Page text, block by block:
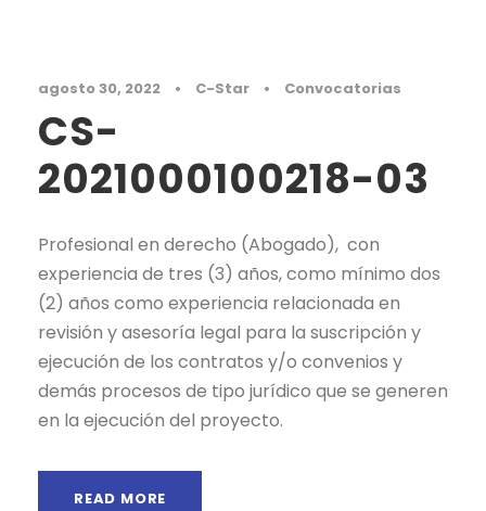
agosto 30, 2022 • C-Star • Convocatorias
CS-
2021000100218-03
Profesional en derecho (Abogado), con
experiencia de tres (3) años, como mínimo dos
(2) años como experiencia relacionada en
revisión y asesoría legal para la suscripción y
ejecución de los contratos y/o convenios y
demás procesos de tipo jurídico que se generen
en la ejecución del proyecto.
READ MORE